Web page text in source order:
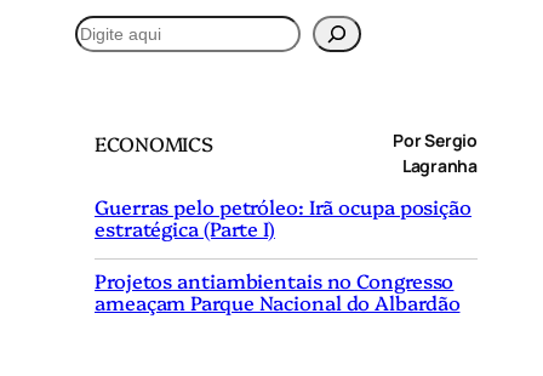
P
e
ECONOMICS
Por Sergio
Lagranha
Guerras pelo petróleo: Irã ocupa posição
estratégica (Parte I)
Projetos antiambientais no Congresso
ameaçam Parque Nacional do Albardão